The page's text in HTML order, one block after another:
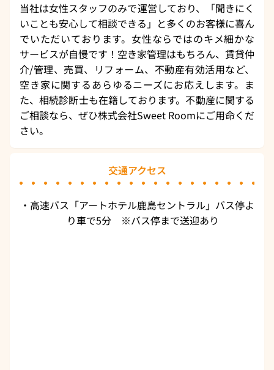
当社は女性スタッフのみで運営しており、「聞きにく
いことも安心して相談できる」と多くのお客様に喜ん
でいただいております。女性ならではのキメ細かな
サービスが自慢です！空き家管理はもちろん、賃貸仲
介/管理、売買、リフォーム、不動産有効活用など、
空き家に関するあらゆるニーズにお応えします。ま
た、相続診断士も在籍しております。不動産に関する
ご相談なら、ぜひ株式会社Sweet Roomにご用命くだ
さい。
交通アクセス
・高速バス「アートホテル鹿島セントラル」バス停よ
り車で5分 ※バス停まで送迎あり